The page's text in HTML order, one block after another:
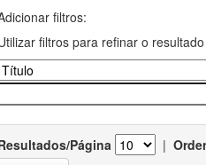
filtros:
filtros para refinar o
Página |